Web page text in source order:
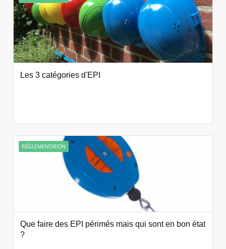
Les 3 catégories d'EPI
RÉGLEMENTATION
Que faire des EPI périmés mais qui sont en bon état
?